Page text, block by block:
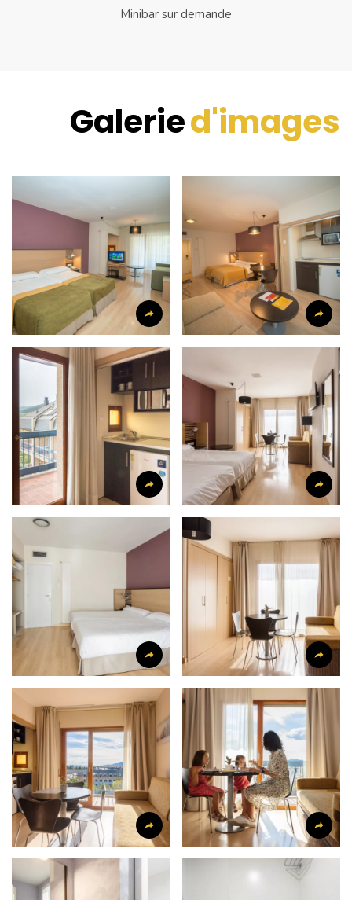
Minibar sur demande
Galeried'images